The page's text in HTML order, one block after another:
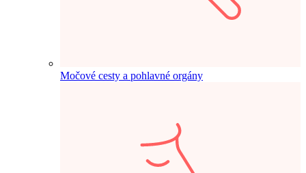
Močové cesty a pohlavné orgány